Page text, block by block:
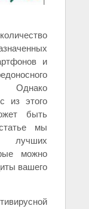
и
Однако
из этого
быть
мы
лучших
можно
вашего